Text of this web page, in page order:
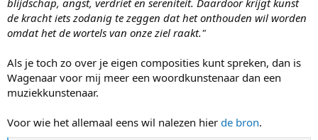
de kracht iets zodanig te zeggen dat het onthouden wil worden
omdat het de wortels van onze ziel raakt."
Als je toch zo over je eigen composities kunt spreken, dan is
Wagenaar voor mij meer een woordkunstenaar dan een
muziekkunstenaar.
Voor wie het allemaal eens wil nalezen hier de bron.